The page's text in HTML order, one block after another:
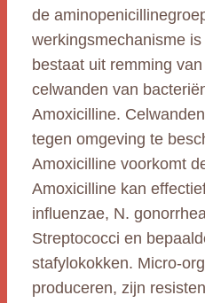
de
werkingsmechanisme
bestaat uit remming
celwanden van
Amoxicilline.
tegen omgeving te
Amoxicilline voorkomt
Amoxicilline kan
influenzae, N.
Streptococci en
stafylokokken. Micro-
produceren, zijn